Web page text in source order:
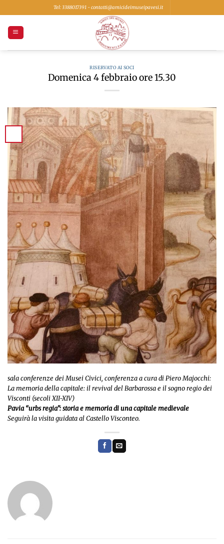
ai
contenuti
Tel: 3388017391 - contatti@amicideimuseipavesi.it
RISERVATO AI SOCI
Domenica 4 febbraio ore 15.30
sala conferenze dei Musei Civici, conferenza a cura di Piero Majocchi:
La memoria della capitale: il revival del Barbarossa e il sogno regio dei
Visconti (secoli XII-XIV)
Pavia “urbs regia”: storia e memoria di una capitale medievale
Seguirà la visita guidata al Castello Visconteo.